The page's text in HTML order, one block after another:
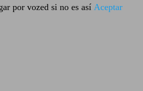
por vozed si no es así Aceptar